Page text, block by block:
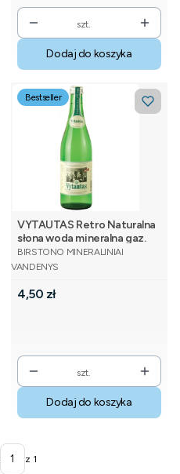
szt.
Dodaj do koszyka
Bestseller
VYTAUTAS Retro Naturalna
słona woda mineralna gaz.
0,5L szkło
PRODUCENT
BIRSTONO MINERALINIAI
VANDENYS
Cena
4,50 zł
szt.
Dodaj do koszyka
z 1